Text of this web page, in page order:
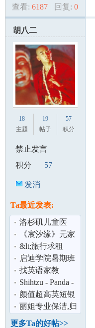
美
论
» ›
查看: 6187 | 回复: 0
胡八二
18
主题
19
帖子
57
积分
禁止发言
积分
57
发消
Ta最近发表:
洛杉矶儿童医
院,80万美元治疗
费,是真的吗?
《宸汐缘》元家
衰败是自找的。
&lt;旅行求租
&gt;irvine 尔湾一
室整套房源
启迪学院暑期班
（北橙县）10周
课程详细介
找英语家教
Shihtzu - Panda -
Male
颜值超高英短银
渐层特价1xxx
丽姐专业保洁,归
纳整理
更多Ta的好帖>>